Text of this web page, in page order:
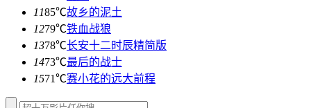
1185℃故乡的泥土
1279℃铁血战狼
1378℃长安十二时辰精简版
1473℃最后的战士
1571℃赛小花的远大前程